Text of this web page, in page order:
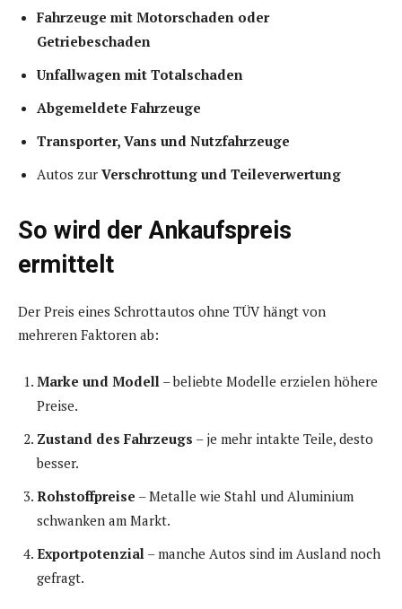
Fahrzeuge mit Motorschaden oder
Getriebeschaden
Unfallwagen mit Totalschaden
Abgemeldete Fahrzeuge
Transporter, Vans und Nutzfahrzeuge
Autos zur Verschrottung und Teileverwertung
So wird der Ankaufspreis
ermittelt
Der Preis eines Schrottautos ohne TÜV hängt von
mehreren Faktoren ab:
Marke und Modell – beliebte Modelle erzielen höhere
Preise.
Zustand des Fahrzeugs – je mehr intakte Teile, desto
besser.
Rohstoffpreise – Metalle wie Stahl und Aluminium
schwanken am Markt.
Exportpotenzial – manche Autos sind im Ausland noch
gefragt.